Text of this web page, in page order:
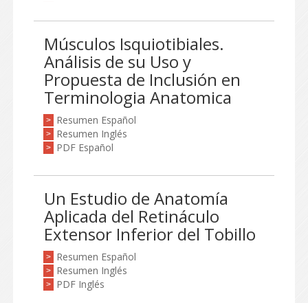
Músculos Isquiotibiales.
Análisis de su Uso y
Propuesta de Inclusión en
Terminologia Anatomica
> Resumen Español
> Resumen Inglés
> PDF Español
Un Estudio de Anatomía
Aplicada del Retináculo
Extensor Inferior del Tobillo
> Resumen Español
> Resumen Inglés
> PDF Inglés